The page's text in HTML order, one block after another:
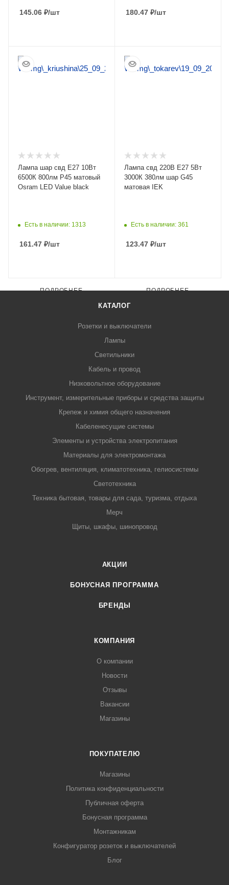
145.06 ₽/шт 180.47 ₽/шт
Лампа шар свд Е27 10Вт
6500К 800лм P45 матовый
Osram LED Value black
Есть в наличии: 1313
161.47 ₽/шт
ПОДРОБНЕЕ
Лампа свд 220В E27 5Вт
3000К 380лм шар G45
матовая IEK
Есть в наличии: 361
123.47 ₽/шт
ПОДРОБНЕЕ
КАТАЛОГ
Розетки и выключатели
Лампы
Светильники
Кабель и провод
Низковольтное оборудование
Инструмент, измерительные приборы и средства защиты
Крепеж и химия общего назначения
Кабеленесущие системы
Элементы и устройства электропитания
Материалы для электромонтажа
Обогрев, вентиляция, климатотехника, гелиосистемы
Светотехника
Техника бытовая, товары для сада, туризма, отдыха
Мерч
Щиты, шкафы, шинопровод
АКЦИИ
БОНУСНАЯ ПРОГРАММА
БРЕНДЫ
КОМПАНИЯ
О компании
Новости
Отзывы
Вакансии
Магазины
ПОКУПАТЕЛЮ
Магазины
Политика конфиденциальности
Публичная оферта
Бонусная программа
Монтажникам
Конфигуратор розеток и выключателей
Блог